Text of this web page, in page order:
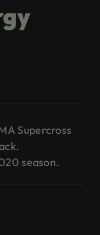
Supercross
season.